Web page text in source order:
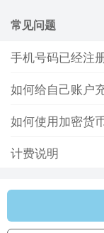
常见问题
手机号码已经注
如何给自己账户
如何使用加密货
计费说明